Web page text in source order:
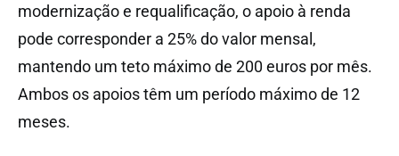
modernização e requalificação, o apoio à renda
pode corresponder a 25% do valor mensal,
mantendo um teto máximo de 200 euros por mês.
Ambos os apoios têm um período máximo de 12
meses.